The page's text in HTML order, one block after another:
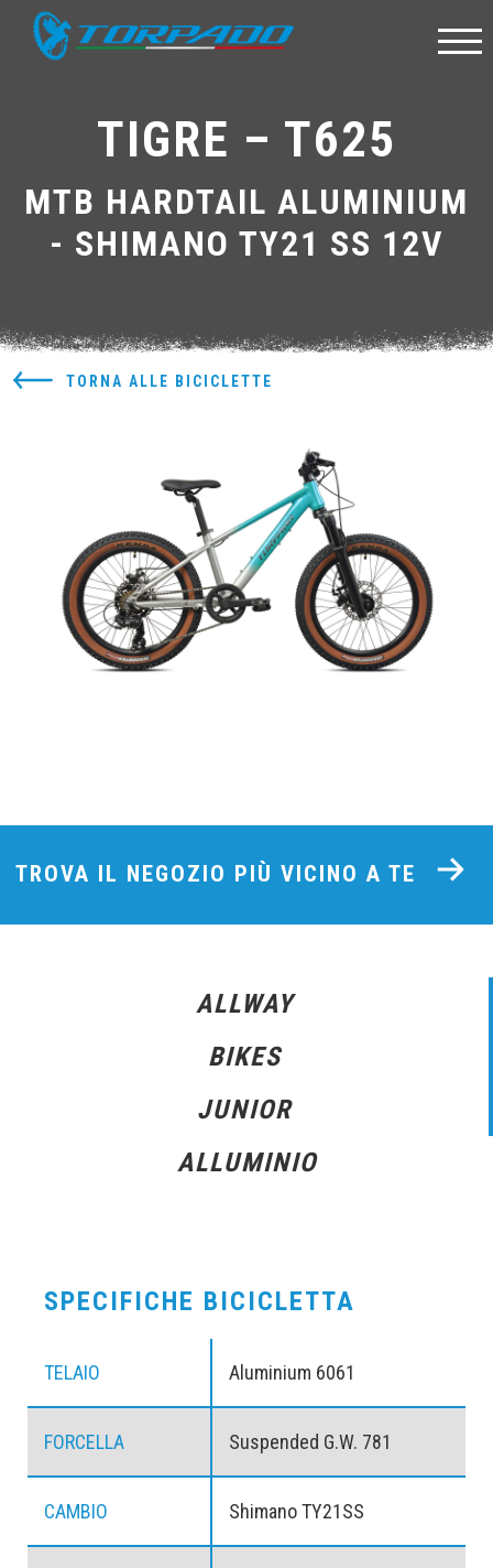
TIGRE – T625
MTB HARDTAIL ALUMINIUM
- SHIMANO TY21 SS 12V
TORNA ALLE BICICLETTE
TROVA IL NEGOZIO PIÙ VICINO A TE
ALLWAY
BIKES
JUNIOR
ALLUMINIO
SPECIFICHE BICICLETTA
TELAIO Aluminium 6061
FORCELLA Suspended G.W. 781
CAMBIO Shimano TY21SS